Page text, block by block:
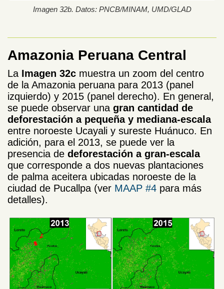
Imagen 32b. Datos: PNCB/MINAM, UMD/GLAD
Amazonia Peruana Central
La Imagen 32c muestra un zoom del centro
de la Amazonia peruana para 2013 (panel
izquierdo) y 2015 (panel derecho). En general,
se puede observar una gran cantidad de
deforestación a pequeña y mediana-escala
entre noroeste Ucayali y sureste Huánuco. En
adición, para el 2013, se puede ver la
presencia de deforestación a gran-escala
que corresponde a dos nuevas plantaciones
de palma aceitera ubicadas noroeste de la
ciudad de Pucallpa (ver MAAP #4 para más
detalles).